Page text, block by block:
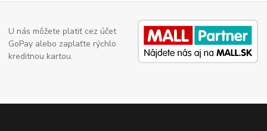
U nás môžete platiť cez účet
GoPay alebo zaplaťte rýchlo
kreditnou kartou.